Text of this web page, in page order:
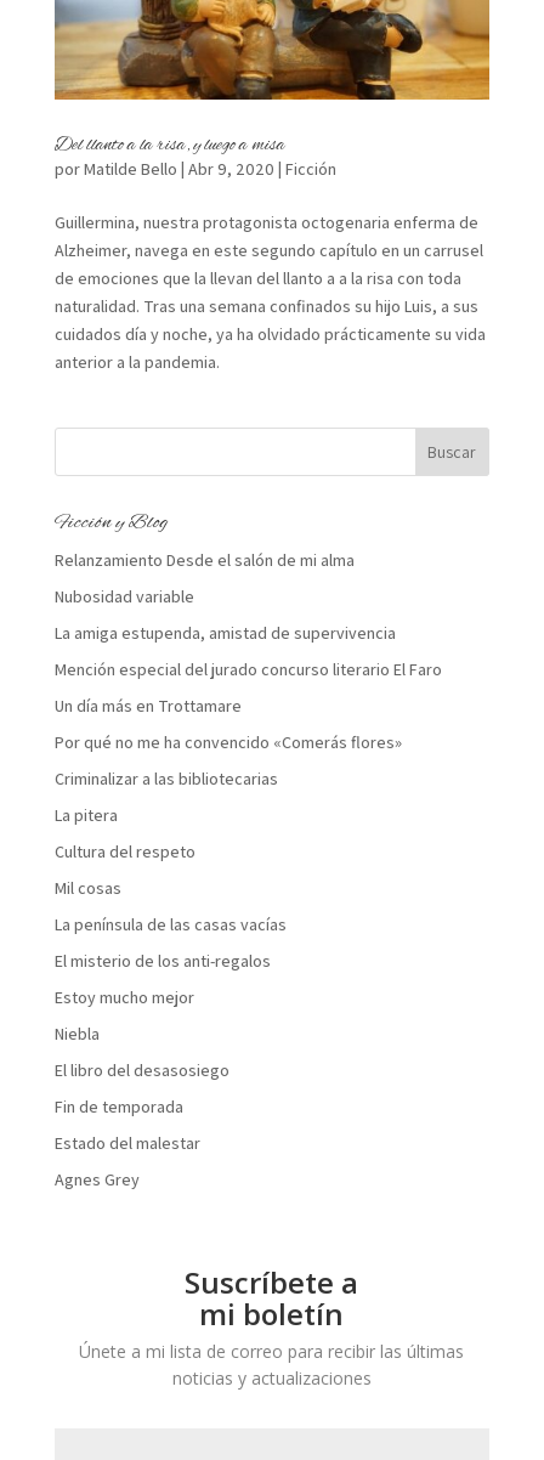
Del llanto a la risa, y luego a misa
porMatilde Bello Abr 9, 2020 Ficción
Guillermina, nuestra protagonista octogenaria enferma de
Alzheimer, navega en este segundo capítulo en un carrusel
de emociones que la llevan del llanto a a la risa con toda
naturalidad. Tras una semana confinados su hijo Luis, a sus
cuidados día y noche, ya ha olvidado prácticamente su vida
anterior a la pandemia.
Ficción y Blog
Relanzamiento Desde el salón de mi alma
Nubosidad variable
La amiga estupenda, amistad de supervivencia
Mención especial del jurado concurso literario El Faro
Un día más en Trottamare
Por qué no me ha convencido «Comerás flores»
Criminalizar a las bibliotecarias
La pitera
Cultura del respeto
Mil cosas
La península de las casas vacías
El misterio de los anti-regalos
Estoy mucho mejor
Niebla
El libro del desasosiego
Fin de temporada
Estado del malestar
Agnes Grey
Suscríbete a
mi boletín
Únete a mi lista de correo para recibir las últimas
noticias y actualizaciones